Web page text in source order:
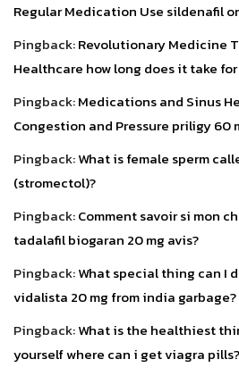
Regular Medication Use sildenafil
Pingback:Revolutionary Medicine
Healthcare how long does it take
Pingback:Medications and Sinus
Congestion and Pressure priligy 60
Pingback:What is female sperm
(stromectol)?
Pingback:Comment savoir si mon
tadalafil biogaran 20 mg avis?
Pingback:What special thing can I
vidalista 20 mg from india garbage?
Pingback:What is the healthiest
yourself where can i get viagra pills?